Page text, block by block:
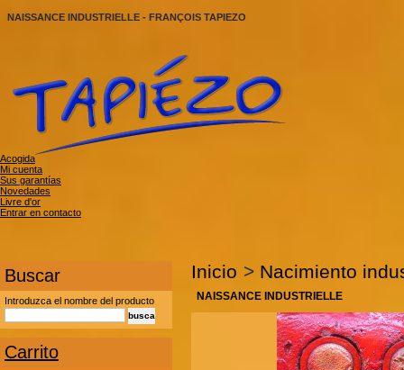
NAISSANCE INDUSTRIELLE - FRANÇOIS TAPIEZO
Acogida
Mi cuenta
Sus garantías
Novedades
Livre d'or
Entrar en contacto
Buscar
Introduzca el nombre del producto
Carrito
Inicio > Nacimiento
NAISSANCE INDUSTRIELLE